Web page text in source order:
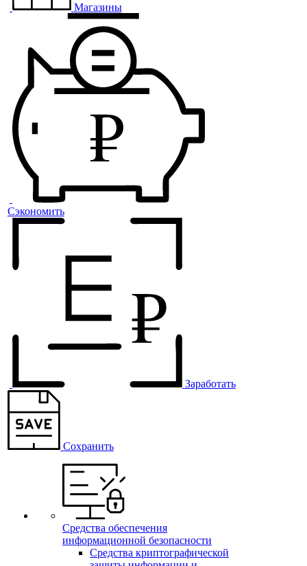
Магазины
Сэкономить
Заработать
Сохранить
Средства обеспечения
информационной безопасности
Средства криптографической